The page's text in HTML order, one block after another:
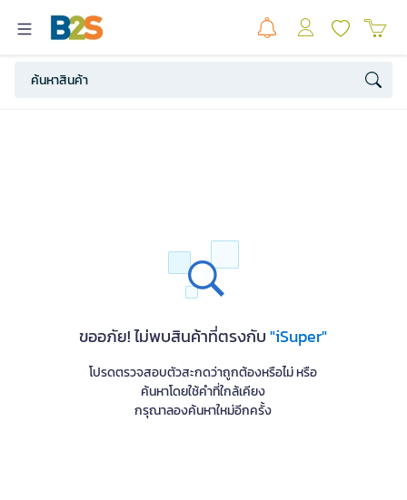
ขออภัย! ไม่พบสินค้าที่ตรงกับ"iSuper"
โปรดตรวจสอบตัวสะกดว่าถูกต้องหรือไม่ หรือ
ค้นหาโดยใช้คำที่ใกล้เคียง
กรุณาลองค้นหาใหม่อีกครั้ง